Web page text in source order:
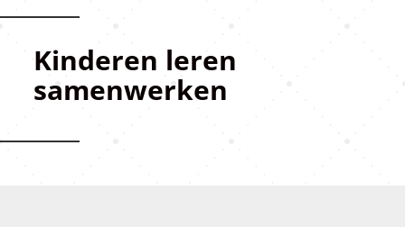
Kinderen leren
samenwerken